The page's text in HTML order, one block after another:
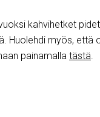
kahvihetket
Huolehdi myös, että
painamalla tästä.